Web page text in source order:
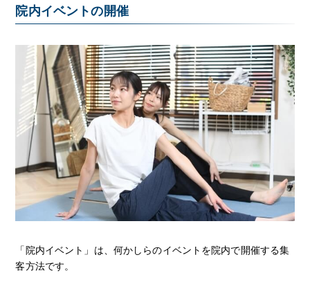
院内イベントの開催
「院内イベント」は、何かしらのイベントを院内で開催する集
客方法です。